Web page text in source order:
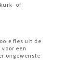
of
fles uit de
een
ongewenste